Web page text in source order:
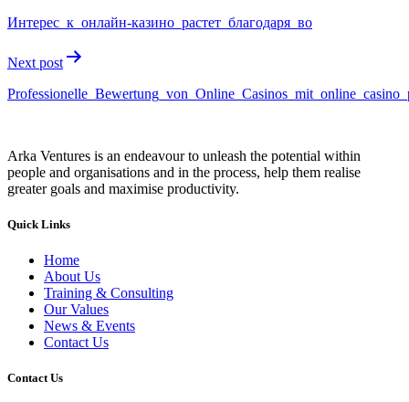
Интерес_к_онлайн-казино_растет_благодаря_во
Next post
Arka Ventures is an endeavour to unleash the potential within
people and organisations and in the process, help them realise
greater goals and maximise productivity.
Quick Links
Home
About Us
Training & Consulting
Our Values
News & Events
Contact Us
Contact Us